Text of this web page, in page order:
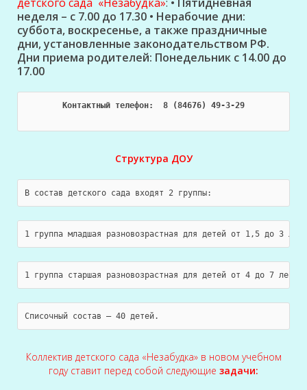
неделя – с 7.00 до 17.30 • Нерабочие дни:
суббота, воскресенье, а также праздничные
дни, установленные законодательством РФ.
Дни приема родителей: Понедельник с 14.00 до
17.00
Контактный телефон: 8 (84676) 49-3-29
Структура ДОУ
В состав детского сада входят 2 группы:
1 группа младшая разновозрастная для детей от 1,5 до 3 лет;
1 группа старшая разновозрастная для детей от 4 до 7 лет;
Списочный состав – 40 детей.
Коллектив детского сада «Незабудка» в новом учебном
году ставит перед собой следующие задачи: